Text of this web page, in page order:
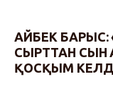
АЙБЕК БАРЫС:
СЫРТТАН СЫН
ҚОСҚЫМ